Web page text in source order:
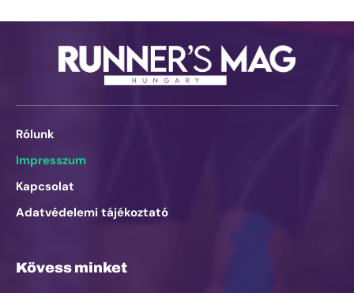
Rólunk
Impresszum
Kapcsolat
Adatvédelemi tájékoztató
Kövess minket